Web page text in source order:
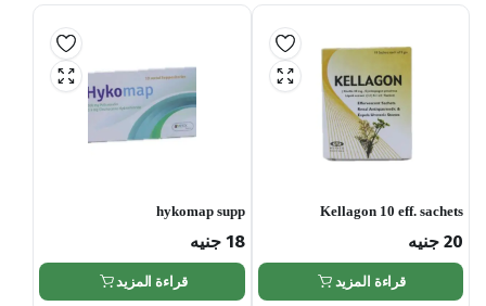
Kellagon 10 eff. sachets
20 جنيه
قراءة المزيد
hykomap supp
18 جنيه
قراءة المزيد